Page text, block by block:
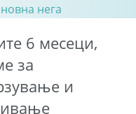
нега
6 месеци,
за
и